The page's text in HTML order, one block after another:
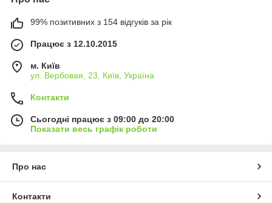
99% позитивних з 154 відгуків за рік
Працює з 12.10.2015
м. Київ
ул. Вербовая, 23, Київ, Україна
Контакти
Сьогодні працює з 09:00 до 20:00
Показати весь графік роботи
Про нас
Контакти